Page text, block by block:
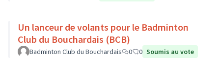
Un lanceur de volants pour le Badminton
Club du Bouchardais (BCB)
Badminton Club du Bouchardais 0 0 Soumis au vote